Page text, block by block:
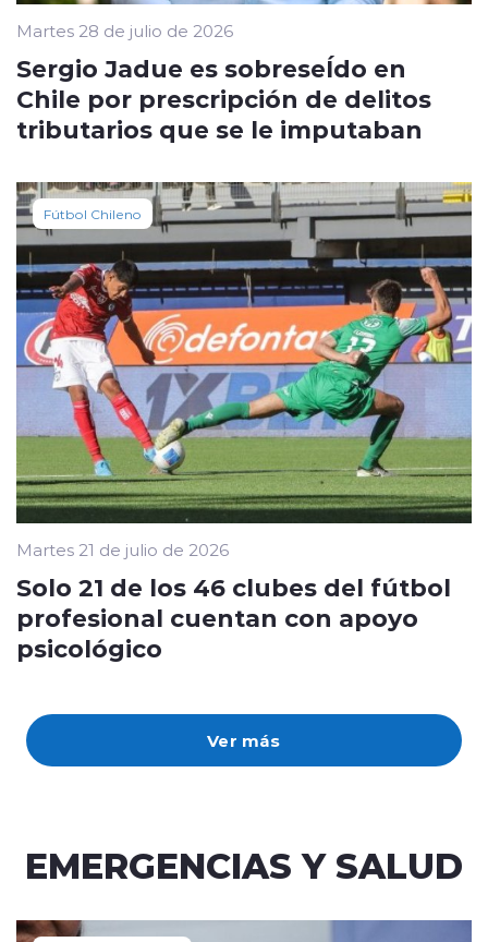
Ver más
Martes 28 de julio de 2026
Sergio Jadue es sobreseÍdo en
Chile por prescripción de delitos
tributarios que se le imputaban
Fútbol Chileno
Martes 21 de julio de 2026
Solo 21 de los 46 clubes del fútbol
profesional cuentan con apoyo
psicológico
EMERGENCIAS Y SALUD